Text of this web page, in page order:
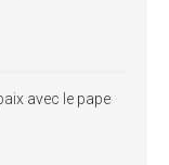
avec le pape